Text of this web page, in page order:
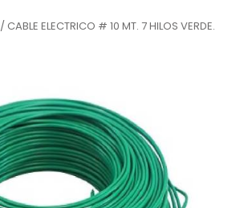
/ CABLE ELECTRICO # 10 MT. 7 HILOS VERDE.